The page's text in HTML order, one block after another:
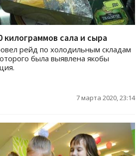
килограммов сала и сыра
рейд по холодильным складам
была выявлена якобы
7 марта 2020, 23:14